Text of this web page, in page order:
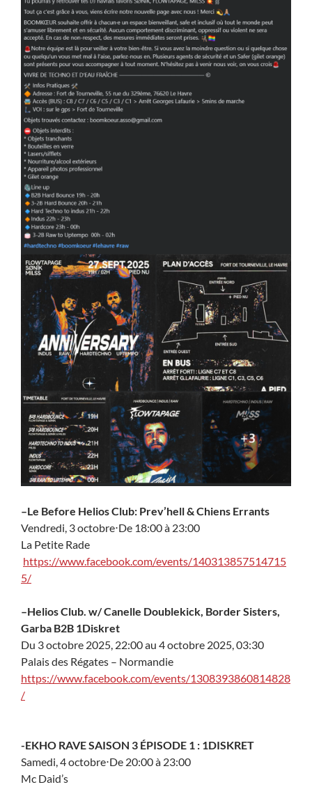
–Le Before Helios Club: Prev’hell & Chiens Errants
Vendredi, 3 octobre⋅De 18:00 à 23:00
La Petite Rade
https://www.facebook.com/events/140313857514715
5/
–Helios Club. w/ Canelle Doublekick, Border Sisters,
Garba B2B 1Diskret
Du 3 octobre 2025, 22:00 au 4 octobre 2025, 03:30
Palais des Régates – Normandie
https://www.facebook.com/events/1308393860814828
/
-EKHO RAVE SAISON 3 ÉPISODE 1 : 1DISKRET
Samedi, 4 octobre⋅De 20:00 à 23:00
Mc Daid’s